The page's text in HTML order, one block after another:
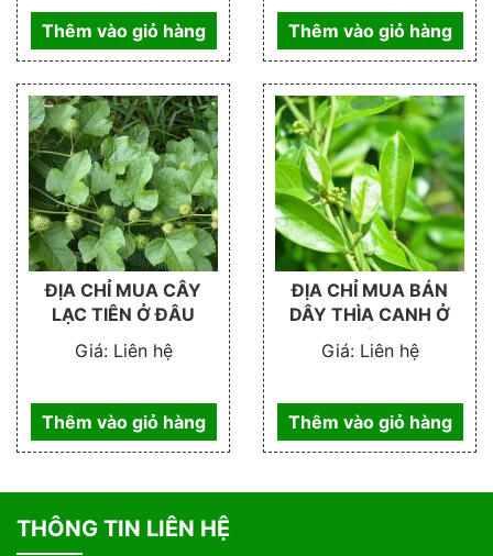
Thêm vào giỏ hàng Thêm vào giỏ hàng
ĐỊA CHỈ MUA CÂY
LẠC TIÊN Ở ĐÂU
Giá:Liên hệ
Thêm vào giỏ hàng
ĐỊA CHỈ MUA BÁN
DÂY THÌA CANH Ở
ĐÂU
Giá:Liên hệ
Thêm vào giỏ hàng
THÔNG TIN LIÊN HỆ